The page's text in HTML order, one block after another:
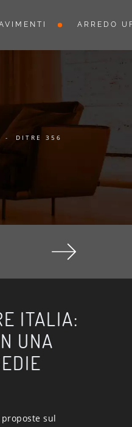
ARREDO
- DITRE 356
ITALIA:
UNA
sul